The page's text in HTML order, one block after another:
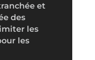
et
des
les
les